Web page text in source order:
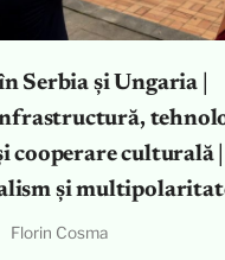
Serbia și Ungaria |
cooperare culturală |
și
Florin Cosma